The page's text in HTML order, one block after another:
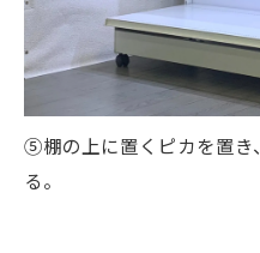
⑤棚の上に置くピカを置き
る。